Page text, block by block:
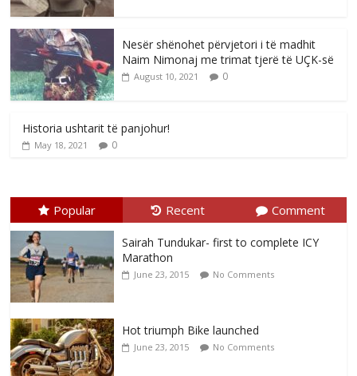
Nesër shënohet përvjetori i të madhit
Naim Nimonaj me trimat tjerë të UÇK-së
August 10, 2021 0
Historia ushtarit të panjohur!
May 18, 2021 0
Popular Recent Comment
Sairah Tundukar- first to complete ICY
Marathon
June 23, 2015 No Comments
Hot triumph Bike launched
June 23, 2015 No Comments